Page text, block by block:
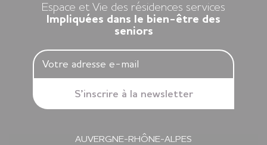
Espace et Vie des résidences services
Impliquées dans le bien-être des
seniors
AUVERGNE-RHÔNE-ALPES